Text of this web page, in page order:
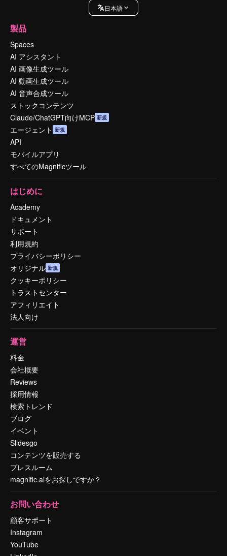
日本語
製品
Spaces
AI アシスタント
AI 画像生成ツール
AI 動画生成ツール
AI 音声合成ツール
ストックコンテンツ
Claude/ChatGPT向けMCP 新規
エージェント 新規
API
モバイルアプリ
すべてのMagnificツール
はじめに
Academy
ドキュメント
サポート
利用規約
プライバシーポリシー
オリジナル 新規
クッキーポリシー
トラストセンター
アフィリエイト
法人向け
運営
料金
会社概要
Reviews
採用情報
検索トレンド
ブログ
イベント
Slidesgo
コンテンツを販売する
プレスルーム
magnific.aiをお探しですか？
お問い合わせ
顧客サポート
Instagram
YouTube